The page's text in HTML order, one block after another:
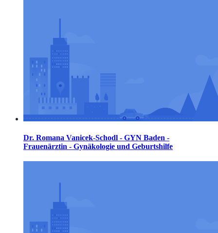
Dr. Romana Vanicek-Schodl - GYN Baden -
Frauenärztin - Gynäkologie und Geburtshilfe